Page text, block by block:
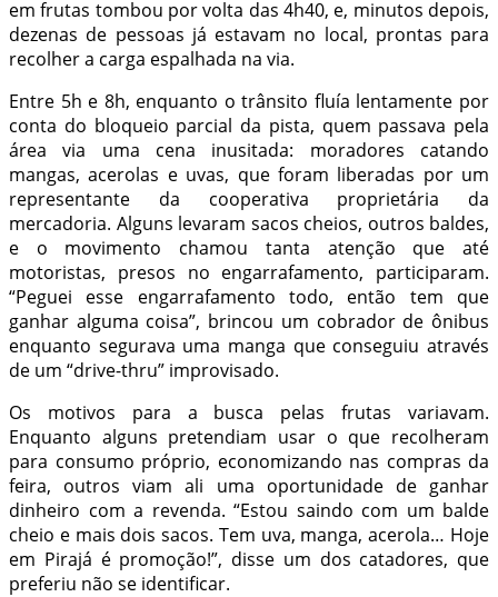
em frutas tombou por volta das 4h40, e, minutos depois,
dezenas de pessoas já estavam no local, prontas para
recolher a carga espalhada na via.
Entre 5h e 8h, enquanto o trânsito fluía lentamente por
conta do bloqueio parcial da pista, quem passava pela
área via uma cena inusitada: moradores catando
mangas, acerolas e uvas, que foram liberadas por um
representante da cooperativa proprietária da
mercadoria. Alguns levaram sacos cheios, outros baldes,
e o movimento chamou tanta atenção que até
motoristas, presos no engarrafamento, participaram.
“Peguei esse engarrafamento todo, então tem que
ganhar alguma coisa”, brincou um cobrador de ônibus
enquanto segurava uma manga que conseguiu através
de um “drive-thru” improvisado.
Os motivos para a busca pelas frutas variavam.
Enquanto alguns pretendiam usar o que recolheram
para consumo próprio, economizando nas compras da
feira, outros viam ali uma oportunidade de ganhar
dinheiro com a revenda. “Estou saindo com um balde
cheio e mais dois sacos. Tem uva, manga, acerola… Hoje
em Pirajá é promoção!”, disse um dos catadores, que
preferiu não se identificar.